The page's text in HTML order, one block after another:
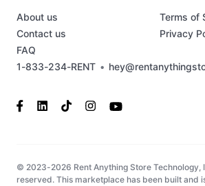
1-833-234-RENT •
About us
Contact us
FAQ
Terms of
Privacy
© 2023-2026 Rent Anything Store Technology,
reserved. This marketplace has been built and